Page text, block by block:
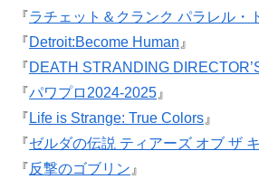
『ラチェット＆クランク パラレル・
『Detroit:Become Human 』
『DEATH STRANDING
『パワプロ2024-2025 』
『 Life is Strange: True Colors 』
『ゼルダの伝説 ティアーズ オブ ザ
『反撃のゴブリン 』